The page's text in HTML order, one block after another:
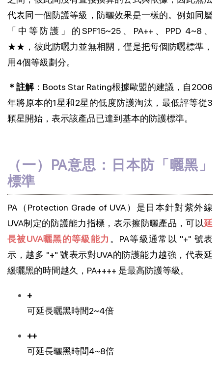
代表同一個防護等級，防曬效果是一樣的。例如同屬
「中等防護」的SPF15~25、PA++、PPD 4~8、
★★，彼此防曬力並無相關，僅是把每個防曬標準，
用4個等級劃分。
＊註解：Boots Star Rating根據歐盟的建議，自2006
年將原本的1星和2星的低度防護淘汰，最低評等從3
顆星開始，表示該產品已達到基本的防護標準。
（一）PA意思：日本防「曬黑」
標準
PA（Protection Grade of UVA）是日本針對紫外線
UVA制定的防護能力指標，表示擦防曬產品，可以延
長被UVA曬黑的等級能力 。PA等級通常以 "+" 號表
示，越多 "+" 號表示對UVA的防護能力越強，代表延
緩曬黑的時間越久，PA++++ 是最高防護等級。
+
可延長曬黑時間2~4倍
++
可延長曬黑時間4~8倍